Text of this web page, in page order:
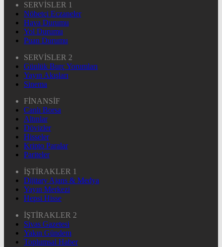
SERVİSLER 1
Nöbetçi Eczaneler
Hava Durumu
Yol Durumu
Puan Durumu
SERVİSLER 2
Günlük Burç Yorumları
Yayın Akışları
Sinema
FİNANSİF
Canlı Borsa
Altınlar
Dövizler
Hisseler
Kripto Paralar
Pariteler
İŞTİRAKLER 1
Dijitary Ajans & Medya
Yayın Merkezi
Hepsi Hisse
İŞTİRAKLER 2
Sivas Gazetesi
Yakın Gündem
Toplumsal Haber